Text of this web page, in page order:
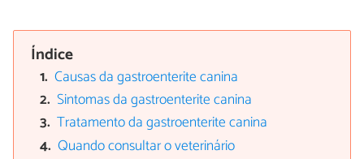
Índice
Causas da gastroenterite canina
Sintomas da gastroenterite canina
Tratamento da gastroenterite canina
Quando consultar o veterinário